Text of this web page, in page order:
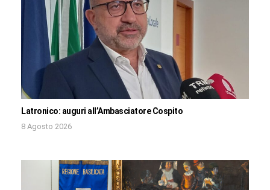
Latronico: auguri all’Ambasciatore Cospito
8 Agosto 2026